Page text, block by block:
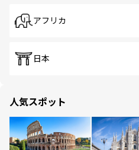
アフリカ
日本
人気スポット